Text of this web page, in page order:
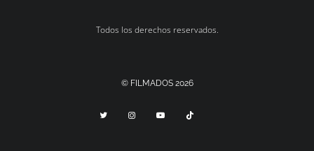
Todos los derechos reservados.
© FILMADOS 2026